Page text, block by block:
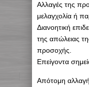
Αλλαγές της
μελαγχολία ή
Διανοητική
της απώλειας
προσοχής.
Επείγοντα
Απότομη